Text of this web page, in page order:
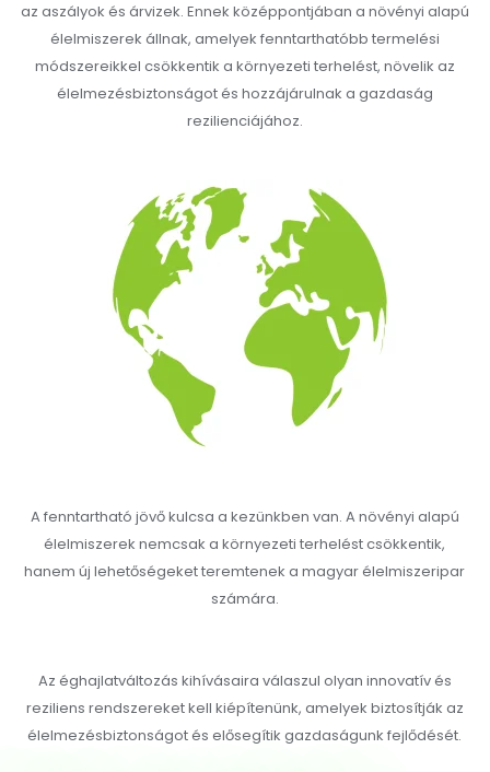
az aszályok és árvizek. Ennek középpontjában a növényi alapú
élelmiszerek állnak, amelyek fenntarthatóbb termelési
módszereikkel csökkentik a környezeti terhelést, növelik az
élelmezésbiztonságot és hozzájárulnak a gazdaság
rezilienciájához.
A fenntartható jövő kulcsa a kezünkben van. A növényi alapú
élelmiszerek nemcsak a környezeti terhelést csökkentik,
hanem új lehetőségeket teremtenek a magyar élelmiszeripar
számára.
Az éghajlatváltozás kihívásaira válaszul olyan innovatív és
reziliens rendszereket kell kiépítenünk, amelyek biztosítják az
élelmezésbiztonságot és elősegítik gazdaságunk fejlődését.